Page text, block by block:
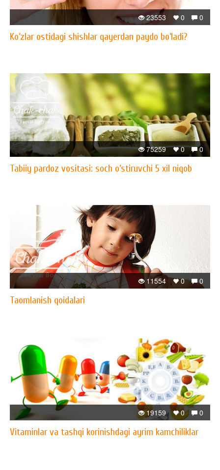
0
0
23553
​Ko‘zlar ostidagi shishlar qayerdan paydo bo‘ladi?
0
0
75259
Tabiiy pardoz vositasi: soch o‘stiruvchi 5 xil niqob
0
0
11554
Taomlanish qoidalari
0
0
19159
Vitaminlar va tashqi korinishdagi ayrim kamchiliklar